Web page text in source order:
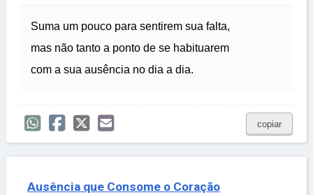
Suma um pouco para sentirem sua falta,
mas não tanto a ponto de se habituarem
com a sua ausência no dia a dia.
copiar
Ausência que Consome o Coração